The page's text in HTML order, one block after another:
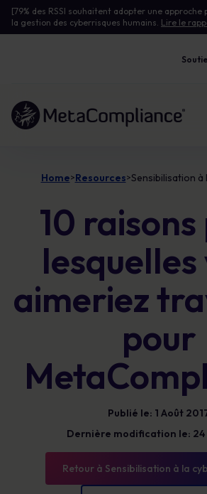
[79% des RSSI souhaitent adopter une
la gestion des cyberrisques humains. Lire le
Lien vers la page d'accueil
Home>Resources>Sensibilisation
10
lesquelles
aimeriez
pour
Publié le: 1 Août
Dernière modification le: 24
Retour à Sensibilisation à la